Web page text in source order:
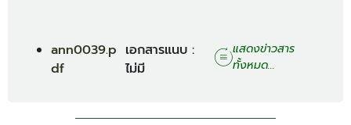
ann0039.p
df
เอกสารแนบ :
ไม่มี
แสดงข่าวสาร
ทั้งหมด...